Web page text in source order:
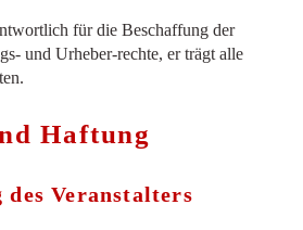
für die Beschaffung der
und Urheber-rechte, er trägt alle
Haftung
Veranstalters